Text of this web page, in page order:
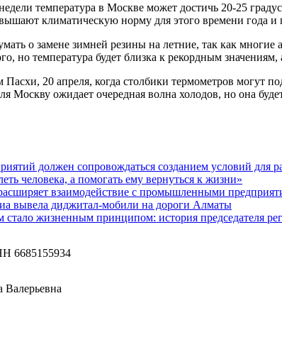
температура в Москве может достичь 20-25
климатическую норму для этого времени года
о замене зимней резины на летние, так как
но температура будет близка к рекордным значениям,
20 апреля, когда столбики термометров могут
Москву ожидает очередная волна холодов, но она
должен сопровождаться созданием условий для
человека, а помогать ему вернуться к жизни»
взаимодействие с промышленными
вывела диджитал-мобили на дороги Алматы
жизненным принципом: история председателя
6685155934
Валерьевна